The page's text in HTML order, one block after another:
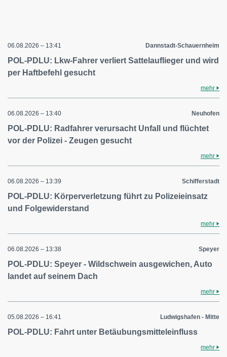
06.08.2026 – 13:41 Dannstadt-Schauernheim
POL-PDLU: Lkw-Fahrer verliert Sattelauflieger und wird
per Haftbefehl gesucht
mehr
06.08.2026 – 13:40 Neuhofen
POL-PDLU: Radfahrer verursacht Unfall und flüchtet
vor der Polizei - Zeugen gesucht
mehr
06.08.2026 – 13:39 Schifferstadt
POL-PDLU: Körperverletzung führt zu Polizeieinsatz
und Folgewiderstand
mehr
06.08.2026 – 13:38 Speyer
POL-PDLU: Speyer - Wildschwein ausgewichen, Auto
landet auf seinem Dach
mehr
05.08.2026 – 16:41 Ludwigshafen - Mitte
POL-PDLU: Fahrt unter Betäubungsmitteleinfluss
mehr